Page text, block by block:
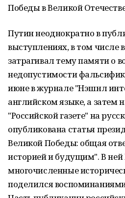
Победы в Великой
Путин неоднократно в
выступлениях, в том числе
затрагивал тему памяти о
недопустимости
июне в журнале "Нэшнл
английском языке, а затем
"Российской газете" на
опубликована статья
Великой Победы: общая
историей и будущим". В
многочисленные
поделился